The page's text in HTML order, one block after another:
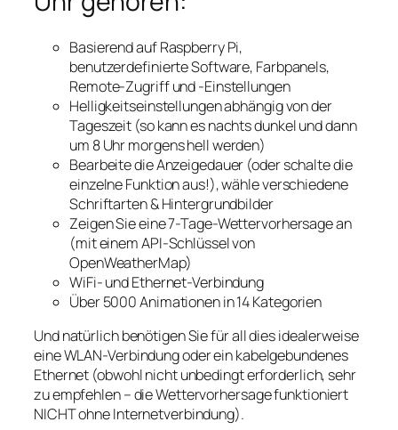
Basierend auf Raspberry Pi,
benutzerdefinierte Software, Farbpanels,
Remote-Zugriff und -Einstellungen
Helligkeitseinstellungen abhängig von der
Tageszeit (so kann es nachts dunkel und dann
um 8 Uhr morgens hell werden)
Bearbeite die Anzeigedauer (oder schalte die
einzelne Funktion aus!), wähle verschiedene
Schriftarten & Hintergrundbilder
Zeigen Sie eine 7-Tage-Wettervorhersage an
(mit einem API-Schlüssel von
OpenWeatherMap)
WiFi- und Ethernet-Verbindung
Über 5000 Animationen in 14 Kategorien
Und natürlich benötigen Sie für all dies idealerweise
eine WLAN-Verbindung oder ein kabelgebundenes
Ethernet (obwohl nicht unbedingt erforderlich, sehr
zu empfehlen – die Wettervorhersage funktioniert
NICHT ohne Internetverbindung).